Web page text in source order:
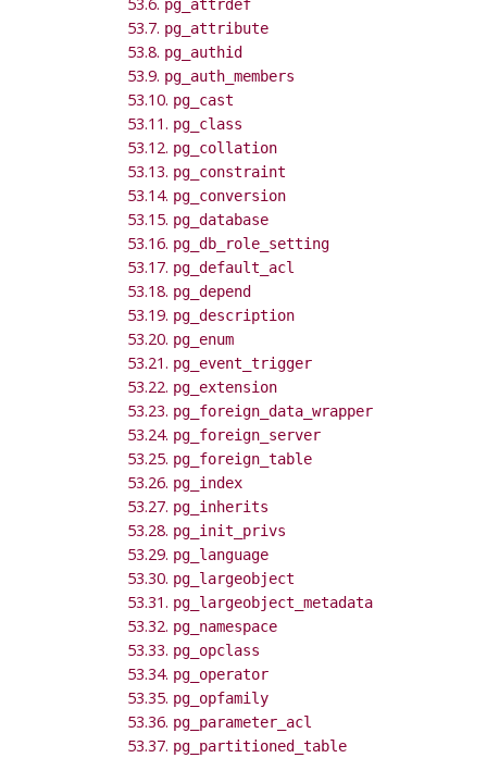
pg_attrdef
53.7. pg_attribute
53.8. pg_authid
53.9. pg_auth_members
53.10. pg_cast
53.11. pg_class
53.12. pg_collation
53.13. pg_constraint
53.14. pg_conversion
53.15. pg_database
53.16. pg_db_role_setting
53.17. pg_default_acl
53.18. pg_depend
53.19. pg_description
53.20. pg_enum
53.21. pg_event_trigger
53.22. pg_extension
53.23. pg_foreign_data_wrapper
53.24. pg_foreign_server
53.25. pg_foreign_table
53.26. pg_index
53.27. pg_inherits
53.28. pg_init_privs
53.29. pg_language
53.30. pg_largeobject
53.31. pg_largeobject_metadata
53.32. pg_namespace
53.33. pg_opclass
53.34. pg_operator
53.35. pg_opfamily
53.36. pg_parameter_acl
53.37. pg_partitioned_table